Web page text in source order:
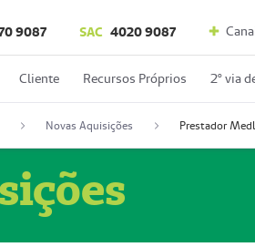
9087 SAC 4020 9087
Cliente Recursos Próprios 2º via
Novas Aquisições